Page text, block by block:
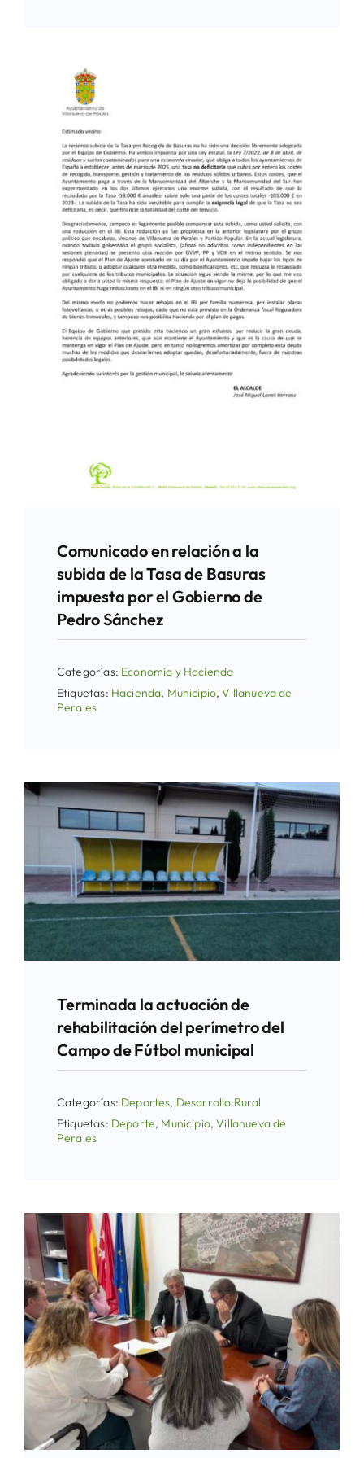
Comunicado en relación a la
subida de la Tasa de Basuras
impuesta por el Gobierno de
Pedro Sánchez
Categorías: Economía y Hacienda
Etiquetas: Hacienda, Municipio,Villanueva de
Perales
Terminada la actuación de
rehabilitación del perímetro del
Campo de Fútbol municipal
Categorías: Deportes, Desarrollo Rural
Etiquetas: Deporte, Municipio,Villanueva de
Perales